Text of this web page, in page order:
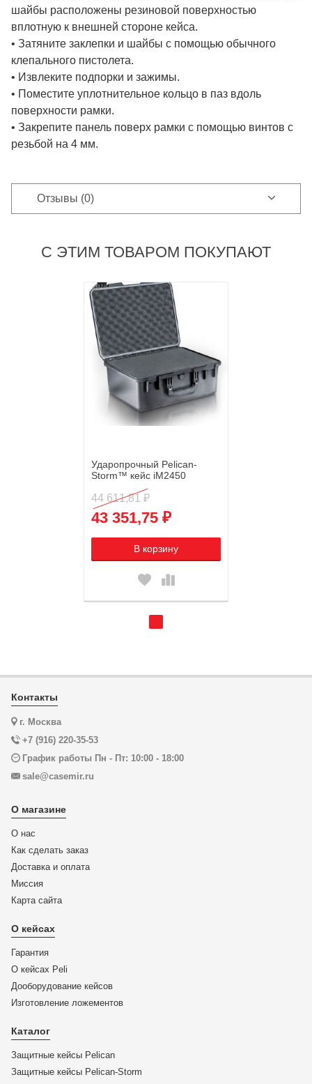
шайбы расположены резиновой поверхностью
вплотную к внешней стороне кейса.
• Затяните заклепки и шайбы с помощью обычного
клепального пистолета.
• Извлеките подпорки и зажимы.
• Поместите уплотнительное кольцо в паз вдоль
поверхности рамки.
• Закрепите панель поверх рамки с помощью винтов с
резьбой на 4 мм.
Отзывы (0)
С ЭТИМ ТОВАРОМ ПОКУПАЮТ
Ударопрочный Pelican-
Storm™ кейс iM2450
44 611,81 ₽
43 351,75 ₽
В корзину
Контакты
г. Москва
+7 (916) 220-35-53
График работы Пн - Пт: 10:00 - 18:00
sale@casemir.ru
О магазине
О нас
Как сделать заказ
Доставка и оплата
Миссия
Карта сайта
О кейсах
Гарантия
О кейсах Peli
Дооборудование кейсов
Изготовление ложементов
Каталог
Защитные кейсы Pelican
Защитные кейсы Pelican-Storm